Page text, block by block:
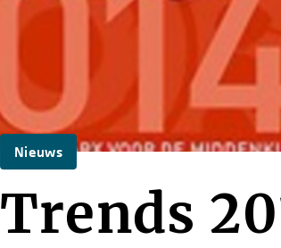
Nieuws
Trends